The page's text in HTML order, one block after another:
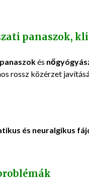
panaszok,
és
rossz közérzet
és neuralgikus